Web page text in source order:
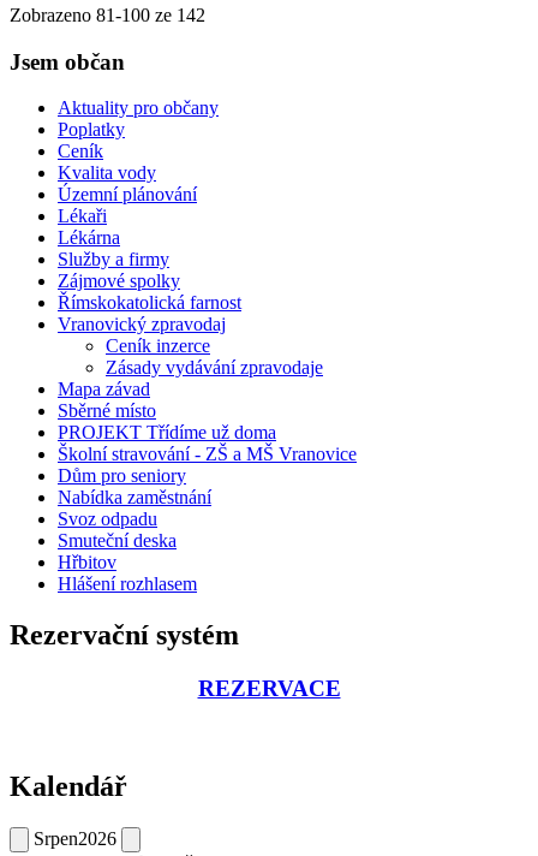
Zobrazeno 81-100 ze 142
Jsem občan
Aktuality pro občany
Poplatky
Ceník
Kvalita vody
Územní plánování
Lékaři
Lékárna
Služby a firmy
Zájmové spolky
Římskokatolická farnost
Vranovický zpravodaj
Ceník inzerce
Zásady vydávání zpravodaje
Mapa závad
Sběrné místo
PROJEKT Třídíme už doma
Školní stravování - ZŠ a MŠ Vranovice
Dům pro seniory
Nabídka zaměstnání
Svoz odpadu
Smuteční deska
Hřbitov
Hlášení rozhlasem
Rezervační systém
REZERVACE
Kalendář
Srpen2026